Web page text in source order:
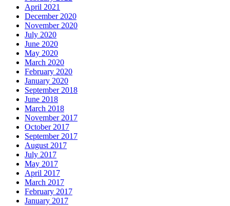
April 2021
December 2020
November 2020
July 2020
June 2020
May 2020
March 2020
February 2020
January 2020
September 2018
June 2018
March 2018
November 2017
October 2017
September 2017
August 2017
July 2017
May 2017
April 2017
March 2017
February 2017
January 2017